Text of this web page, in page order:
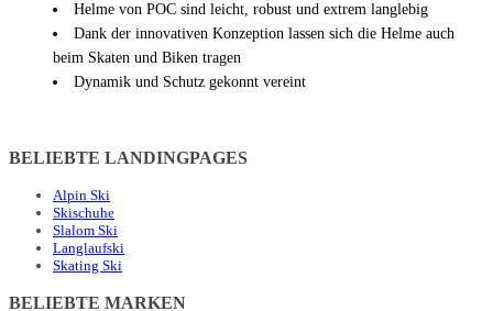
Helme von POC sind leicht, robust und extrem langlebig
Dank der innovativen Konzeption lassen sich die Helme auch
beim Skaten und Biken tragen
Dynamik und Schutz gekonnt vereint
BELIEBTE LANDINGPAGES
Alpin Ski
Skischuhe
Slalom Ski
Langlaufski
Skating Ski
BELIEBTE MARKEN